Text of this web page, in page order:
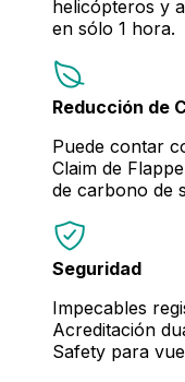
helicópteros y
en sólo 1 hora.
Reducción de
Puede contar
Claim de
de carbono de
Seguridad
Impecables
Acreditación
Safety para